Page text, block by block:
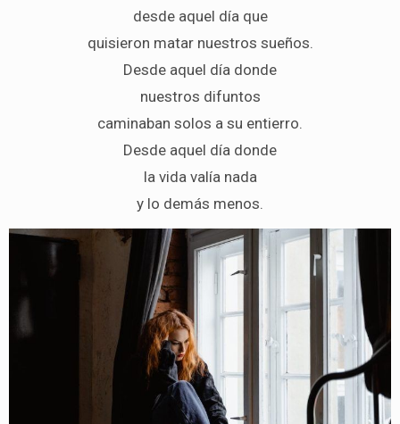
desde aquel día que
quisieron matar nuestros sueños.
Desde aquel día donde
nuestros difuntos
caminaban solos a su entierro.
Desde aquel día donde
la vida valía nada
y lo demás menos.